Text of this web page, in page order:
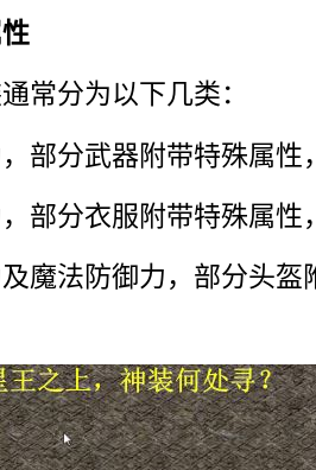
常分为以下几类：
部分武器附带特殊属性
部分衣服附带特殊属性
魔法防御力，部分头盔